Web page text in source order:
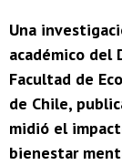
Una
académico del
Facultad de
de Chile,
midió el
bienestar